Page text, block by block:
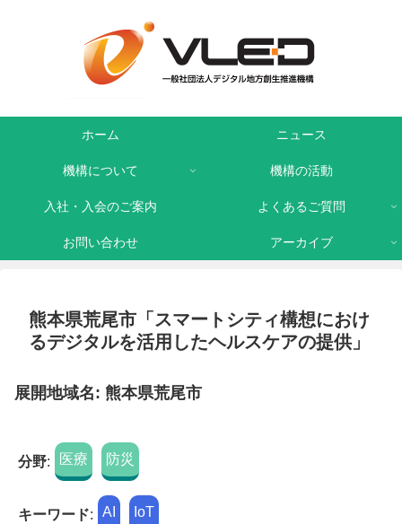
ホーム ニュース
機構について 機構の活動
入社・入会のご案内 よくあるご質問
お問い合わせ アーカイブ
熊本県荒尾市「スマートシティ構想におけ
るデジタルを活用したヘルスケアの提供」
展開地域名: 熊本県荒尾市
分野: 医療 防災
キーワード: AI IoT